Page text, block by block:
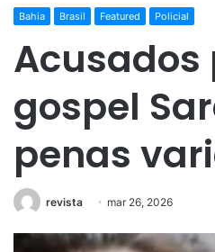
Bahia Brasil Featured Policial
gospel
penas
revista mar 26, 2026